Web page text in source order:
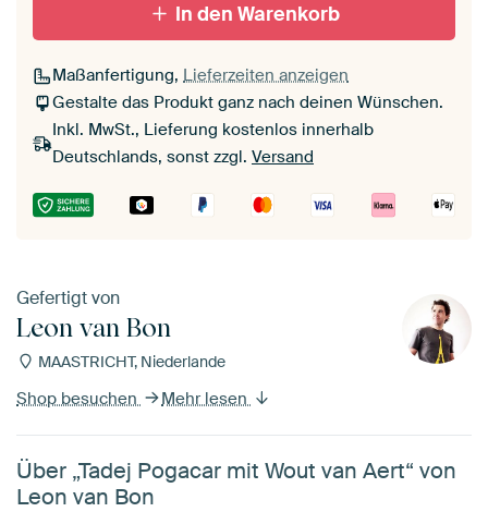
In den Warenkorb
Maßanfertigung, Lieferzeiten anzeigen
Gestalte das Produkt ganz nach deinen Wünschen.
Inkl. MwSt., Lieferung kostenlos innerhalb
Deutschlands, sonst zzgl. Versand
Gefertigt von
Leon van Bon
MAASTRICHT, Niederlande
Shop besuchen Mehr lesen
Über „Tadej Pogacar mit Wout van Aert“ von
Leon van Bon